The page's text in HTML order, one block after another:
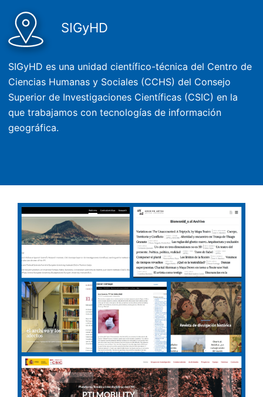
SIGyHD
SIGyHD es una unidad científico-técnica del Centro de
Ciencias Humanas y Sociales (CCHS) del Consejo
Superior de Investigaciones Científicas (CSIC) en la
que trabajamos con tecnologías de información
geográfica.